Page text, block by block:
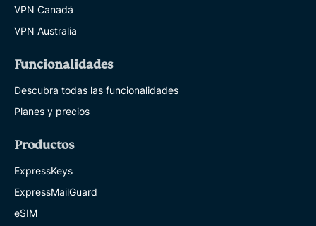
VPN Canadá
VPN Australia
Funcionalidades
Descubra todas las funcionalidades
Planes y precios
Productos
ExpressKeys
ExpressMailGuard
eSIM